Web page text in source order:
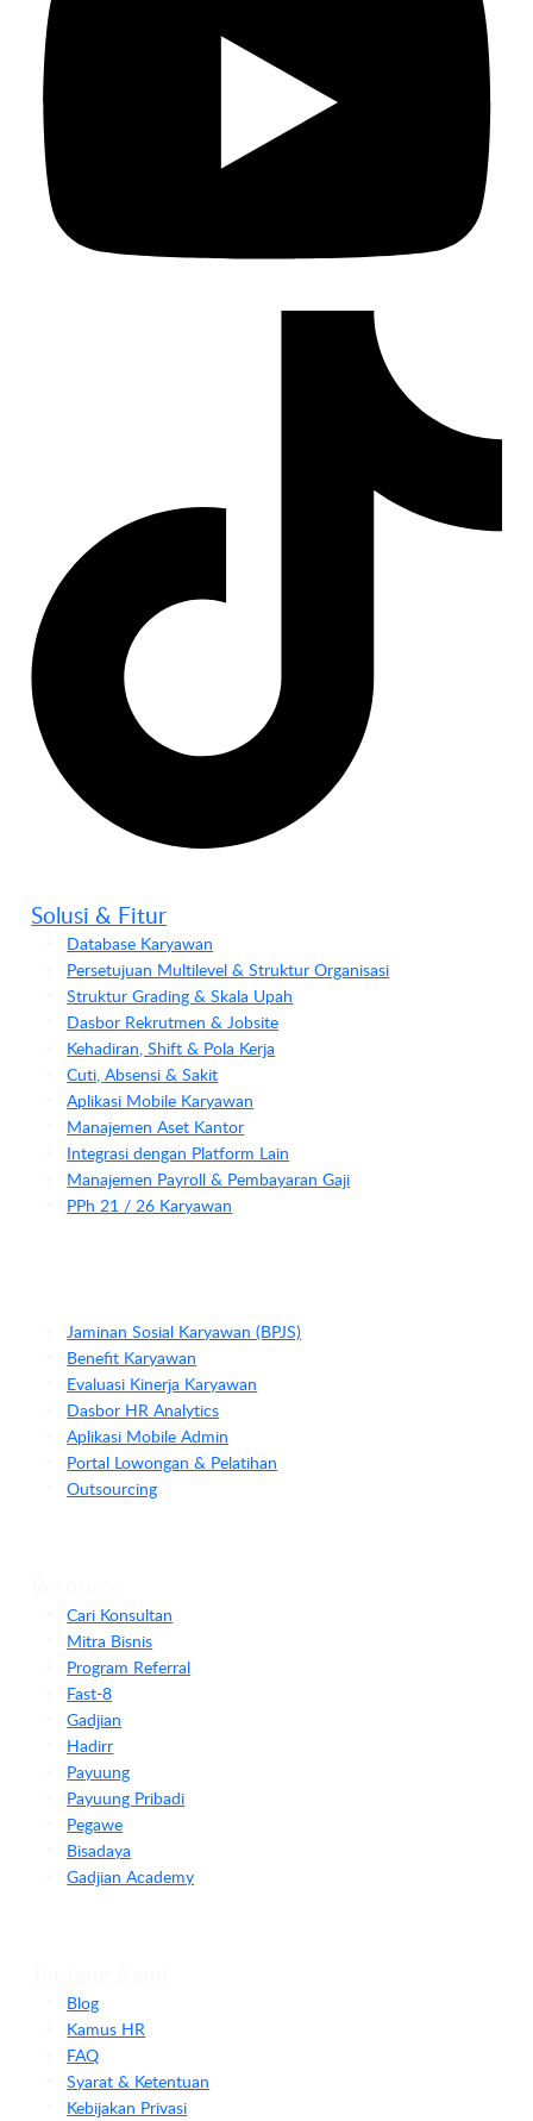
Solusi & Fitur
Database Karyawan
Persetujuan Multilevel & Struktur Organisasi
Struktur Grading & Skala Upah
Dasbor Rekrutmen & Jobsite
Kehadiran, Shift & Pola Kerja
Cuti, Absensi & Sakit
Aplikasi Mobile Karyawan
Manajemen Aset Kantor
Integrasi dengan Platform Lain
Manajemen Payroll & Pembayaran Gaji
PPh 21 / 26 Karyawan
Jaminan Sosial Karyawan (BPJS)
Benefit Karyawan
Evaluasi Kinerja Karyawan
Dasbor HR Analytics
Aplikasi Mobile Admin
Portal Lowongan & Pelatihan
Outsourcing
Cari Konsultan
Mitra Bisnis
Program Referral
Fast-8
Gadjian
Hadirr
Payuung
Payuung Pribadi
Pegawe
Bisadaya
Gadjian Academy
Blog
Kamus HR
FAQ
Syarat & Ketentuan
Kebijakan Privasi